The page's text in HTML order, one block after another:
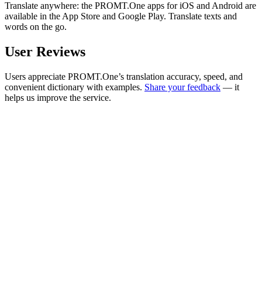
Translate anywhere: the PROMT.One apps for iOS and Android are
available in the App Store and Google Play. Translate texts and
words on the go.
User Reviews
Users appreciate PROMT.One’s translation accuracy, speed, and
convenient dictionary with examples. Share your feedback — it
helps us improve the service.